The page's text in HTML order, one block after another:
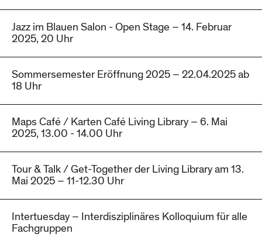
Jazz im Blauen Salon - Open Stage – 14. Februar
2025, 20 Uhr
Sommersemester Eröffnung 2025 – 22.04.2025 ab
18 Uhr
Maps Café / Karten Café Living Library – 6. Mai
2025, 13.00 - 14.00 Uhr
Tour & Talk / Get-Together der Living Library am 13.
Mai 2025 – 11-12.30 Uhr
Intertuesday – Interdisziplinäres Kolloquium für alle
Fachgruppen